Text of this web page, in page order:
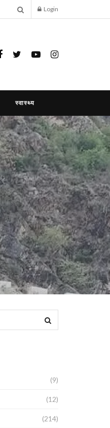
Login
स्वास्थ्य
(9)
(12)
(214)